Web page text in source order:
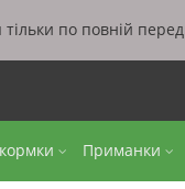
по повній
Приманки